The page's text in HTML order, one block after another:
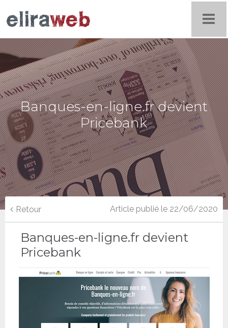
Banques-en-ligne.fr devient
Pricebank
Retour Article publié le 22/06/2020
Banques-en-ligne.fr devient
Pricebank